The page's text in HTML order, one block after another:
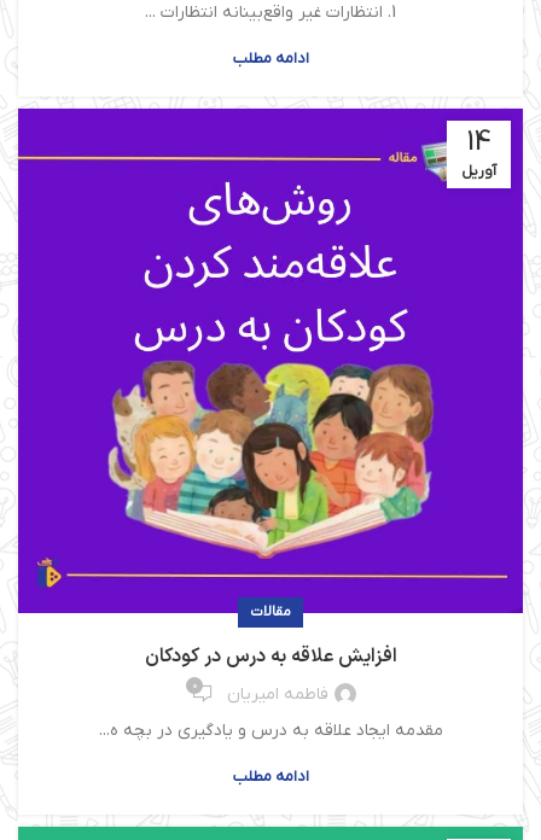
1. انتظارات غیر واقع‌بینانه انتظارات ...
ادامه مطلب
14
آوریل
مقالات
افزایش علاقه به درس در کودکان
فاطمه امیریان 0
مقدمه ایجاد علاقه به درس و یادگیری در بچه ه...
ادامه مطلب